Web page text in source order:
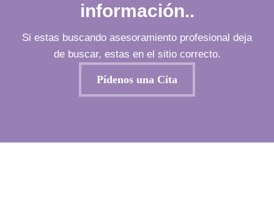
información..
Si estas buscando asesoramiento profesional deja
de buscar, estas en el sitio correcto.
Pídenos una Cita